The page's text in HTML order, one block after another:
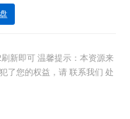
新即可 温馨提示：本资源来
了您的权益，请 联系我们 处